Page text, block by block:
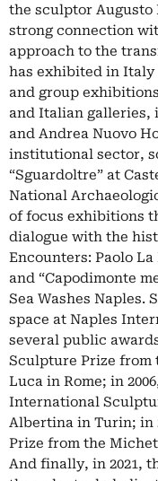
the sculptor Augusto
strong connection
approach to the
has exhibited in Italy
and group
and Italian galleries,
and Andrea Nuovo
institutional sector,
“Sguardoltre” at
National
of focus exhibitions
dialogue with the
Encounters: Paolo La
and “Capodimonte
Sea Washes Naples.
space at Naples
several public
Sculpture Prize from
Luca in Rome; in
International
Albertina in Turin; in
Prize from the
And finally, in 2021,